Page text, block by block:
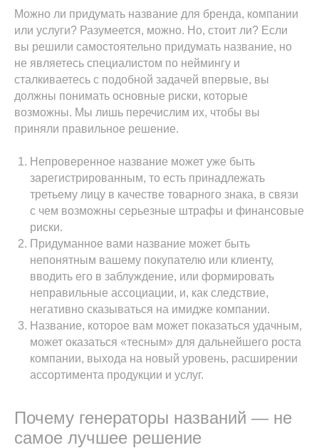
Можно ли придумать название для бренда, компании
или услуги? Разумеется, можно. Но, стоит ли? Если
вы решили самостоятельно придумать название, но
не являетесь специалистом по неймингу и
сталкиваетесь с подобной задачей впервые, вы
должны понимать основные риски, которые
возможны. Мы лишь перечислим их, чтобы вы
приняли правильное решение.
Непроверенное название может уже быть
зарегистрированным, то есть принадлежать
третьему лицу в качестве товарного знака, в связи
с чем возможны серьезные штрафы и финансовые
риски.
Придуманное вами название может быть
непонятным вашему покупателю или клиенту,
вводить его в заблуждение, или формировать
неправильные ассоциации, и, как следствие,
негативно сказываться на имидже компании.
Название, которое вам может показаться удачным,
может оказаться «тесным» для дальнейшего роста
компании, выхода на новый уровень, расширении
ассортимента продукции и услуг.
Почему генераторы названий — не
самое лучшее решение